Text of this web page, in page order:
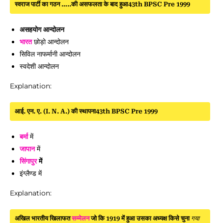
स्वराज पार्टी का गठन …..की असफलता के बाद हुआ43th BPSC Pre 1999
असहयोग आन्दोलन
भारतछोड़ो आन्दोलन
सिविल नाफर्मानी आन्दोलन
स्वदेशी आन्दोलन
Explanation:
आई. एन. ए. (I. N. A.) की स्थापना43th BPSC Pre 1999
बर्मामें
जापानमें
सिंगापुरमें
इंग्लैण्ड में
Explanation:
अखिल भारतीय खिलाफतसम्मेलनजो कि 1919 में हुआ उसका अध्यक्ष किसे चुना गया